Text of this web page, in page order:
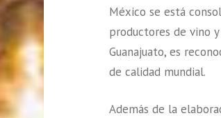
México se está
productores de vino
Guanajuato, es
de calidad mundial.
Además de la